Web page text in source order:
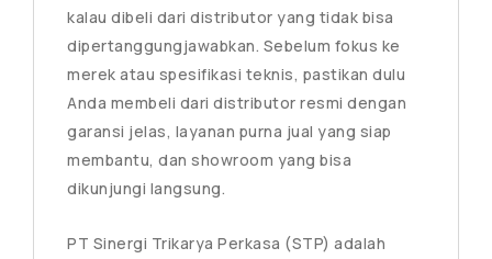
kalau dibeli dari distributor yang tidak bisa
dipertanggungjawabkan. Sebelum fokus ke
merek atau spesifikasi teknis, pastikan dulu
Anda membeli dari distributor resmi dengan
garansi jelas, layanan purna jual yang siap
membantu, dan showroom yang bisa
dikunjungi langsung.
PT Sinergi Trikarya Perkasa (STP) adalah